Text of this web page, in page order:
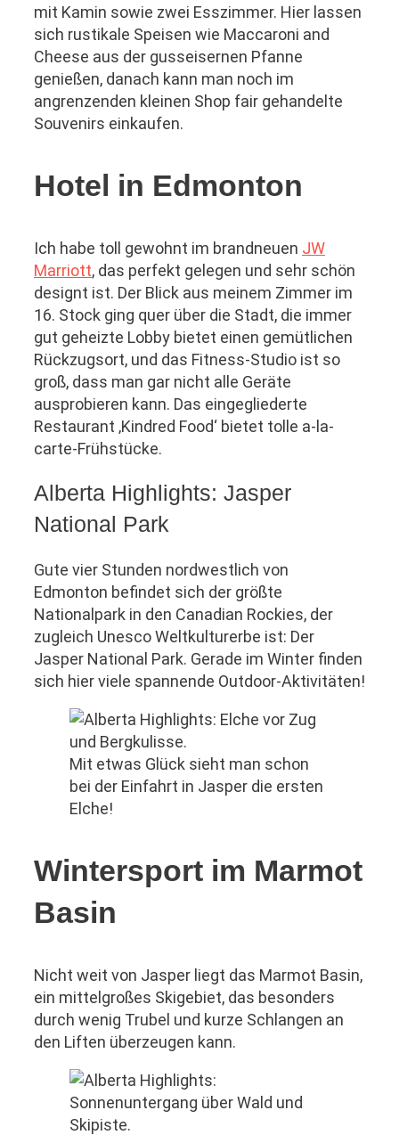
mit Kamin sowie zwei Esszimmer. Hier lassen
sich rustikale Speisen wie Maccaroni and
Cheese aus der gusseisernen Pfanne
genießen, danach kann man noch im
angrenzenden kleinen Shop fair gehandelte
Souvenirs einkaufen.
Hotel in Edmonton
Ich habe toll gewohnt im brandneuen JW
Marriott, das perfekt gelegen und sehr schön
designt ist. Der Blick aus meinem Zimmer im
16. Stock ging quer über die Stadt, die immer
gut geheizte Lobby bietet einen gemütlichen
Rückzugsort, und das Fitness-Studio ist so
groß, dass man gar nicht alle Geräte
ausprobieren kann. Das eingegliederte
Restaurant ‚Kindred Food‘ bietet tolle a-la-
carte-Frühstücke.
Alberta Highlights: Jasper
National Park
Gute vier Stunden nordwestlich von
Edmonton befindet sich der größte
Nationalpark in den Canadian Rockies, der
zugleich Unesco Weltkulturerbe ist: Der
Jasper National Park. Gerade im Winter finden
sich hier viele spannende Outdoor-Aktivitäten!
Mit etwas Glück sieht man schon
bei der Einfahrt in Jasper die ersten
Elche!
Wintersport im Marmot
Basin
Nicht weit von Jasper liegt das Marmot Basin,
ein mittelgroßes Skigebiet, das besonders
durch wenig Trubel und kurze Schlangen an
den Liften überzeugen kann.